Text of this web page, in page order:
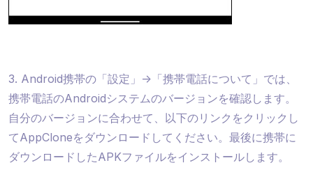
3. Android携帯の「設定」->「携帯電話について」では、
携帯電話のAndroidシステムのバージョンを確認します。
自分のバージョンに合わせて、以下のリンクをクリックし
てAppCloneをダウンロードしてください。最後に携帯に
ダウンロードしたAPKファイルをインストールします。